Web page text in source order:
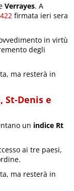
Verrayes. A
firmata ieri sera
in virtù
degli
ma resterà in
St-Denis e
un indice Rt
ai tre paesi,
ma resterà in